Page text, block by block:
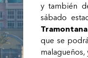
y también
sábado
que se
malagueños,